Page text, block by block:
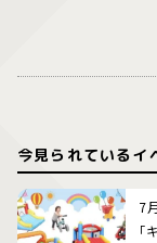
今見られているイ
7
「